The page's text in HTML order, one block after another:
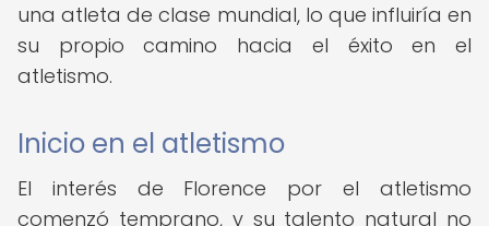
una atleta de clase mundial, lo que influiría en
su propio camino hacia el éxito en el
atletismo.
Inicio en el atletismo
El interés de Florence por el atletismo
comenzó temprano, y su talento natural no